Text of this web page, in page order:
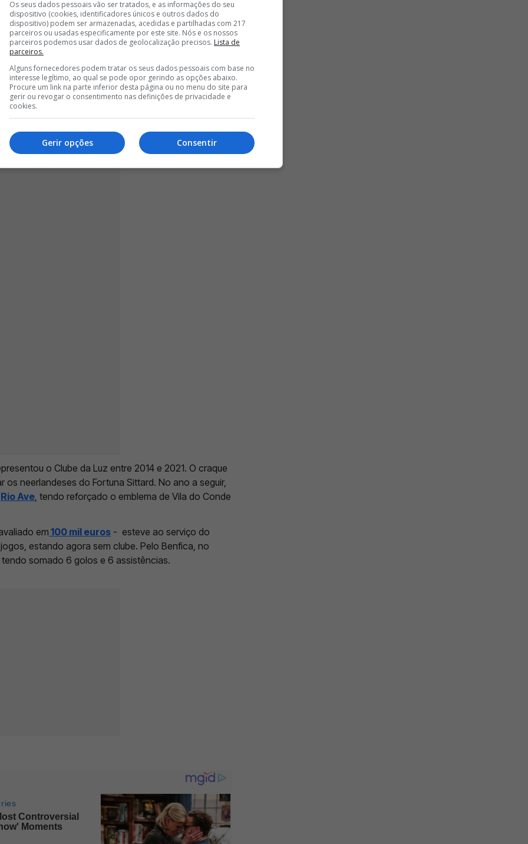
< >
bancada, espero que ganhe o jogo. Há muitas
positivo para o clube, precisamos sempre do
positiva para a equipa ganhar", apontou, antes do
com o golo da vitória frente ao Chaves.
o Clube da Luz entre 2014 e 2021. O craque
neerlandeses do Fortuna Sittard. No ano a seguir,
Rio Ave , tendo reforçado o emblema de Vila do Conde
em 100 mil euros - esteve ao serviço do
estando agora sem clube. Pelo Benfica, no
somado 6 golos e 6 assistências.
Os seus dados pessoais vão ser tratados, e as informações do seu
dispositivo (cookies, identificadores únicos e outros dados do
dispositivo) podem ser armazenadas, acedidas e partilhadas com 217
parceiros ou usadas especificamente por este site. Nós e os nossos
parceiros podemos usar dados de geolocalização precisos. Lista de
parceiros.
Alguns fornecedores podem tratar os seus dados pessoais com base no
interesse legítimo, ao qual se pode opor gerindo as opções abaixo.
Procure um link na parte inferior desta página ou no menu do site para
gerir ou revogar o consentimento nas definições de privacidade e
cookies.
Consentir
Gerir opções